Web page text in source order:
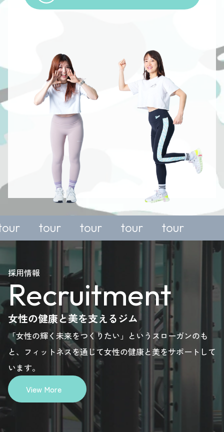
For a
free
trial or
tour
enquiry,
please
here.
For a
free
trial or
tour
enquiry,
please
here.
trial or
tour
enquiry,
please
here.
採用情報
Recruitment
女性の健康と美を支えるジム
「女性の輝く未来をつくりたい」というスローガンのも
と、フィットネスを通じて女性の健康と美をサポートして
います。
View More